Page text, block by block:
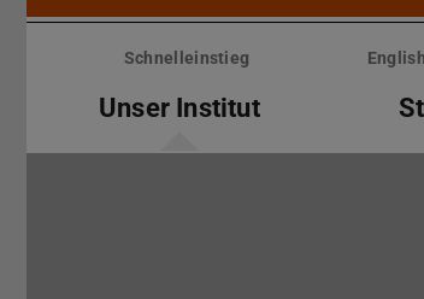
Menü
überspringenSchnelleinstieg English
Unser Institut